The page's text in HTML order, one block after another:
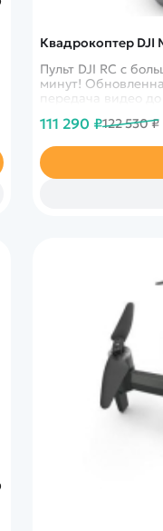
Квадрокоптер DJI
Пульт DJI RC с
минут!
передача видео
111 290 ₽122 530 ₽